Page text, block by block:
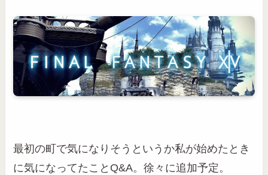
最初の町で気になりそうというか私が始めたとき
に気になってたことQ&A。徐々に追加予定。